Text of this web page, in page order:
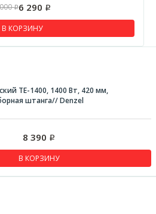
Р6 290 Р
В КОРЗИНУ
TE-1400, 1400 Вт, 420 мм,
штанга// Denzel
8 390 Р
В КОРЗИНУ